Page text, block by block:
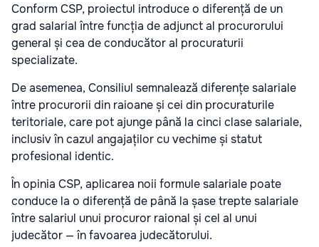
Conform CSP, proiectul introduce o diferență de un
grad salarial între funcția de adjunct al procurorului
general și cea de conducător al procuraturii
specializate.
De asemenea, Consiliul semnalează diferențe salariale
între procurorii din raioane și cei din procuraturile
teritoriale, care pot ajunge până la cinci clase salariale,
inclusiv în cazul angajaților cu vechime și statut
profesional identic.
În opinia CSP, aplicarea noii formule salariale poate
conduce la o diferență de până la șase trepte salariale
între salariul unui procuror raional și cel al unui
judecător — în favoarea judecătorului.